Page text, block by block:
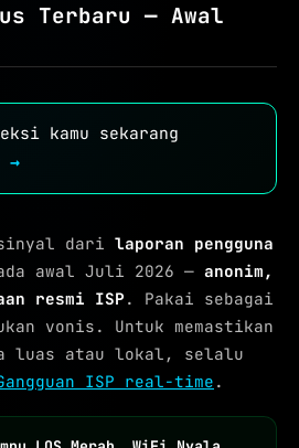
Terbaru — Awal
kamu sekarang
→
dari laporan pengguna
awal Juli 2026 — anonim,
resmi ISP . Pakai sebagai
vonis. Untuk memastikan
luas atau lokal, selalu
ISP real-time .